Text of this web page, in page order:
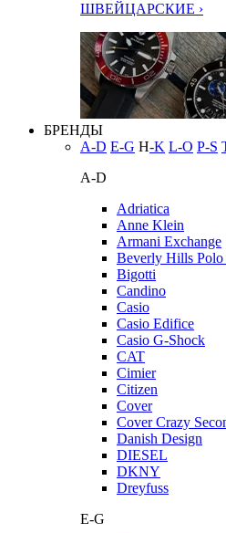
ШВЕЙЦАРСКИЕ ›
БРЕНДЫ
A-D E-G H-K L-O P-S
A-D
Adriatica
Anne Klein
Armani Exchange
Beverly Hills
Bigotti
Candino
Casio
Casio Edifice
Casio G-Shock
CAT
Cimier
Citizen
Cover
Cover Crazy
Danish Design
DIESEL
DKNY
Dreyfuss
E-G